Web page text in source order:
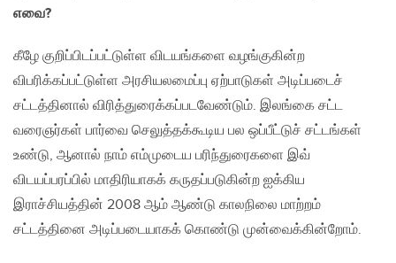
எவை?
கீழே குறிப்பிடப்பட்டுள்ள விடயங்களை வழங்குகின்ற
விபரிக்கப்பட்டுள்ள அரசியலமைப்பு ஏற்பாடுகள் அடிப்படைச்
சட்டத்தினால் விரித்துரைக்கப்படவேண்டும். இலங்கை சட்ட
வரைஞர்கள் பார்வை செலுத்தக்கூடிய பல ஒப்பீட்டுச் சட்டங்கள்
உண்டு, ஆனால் நாம் எம்முடைய பரிந்துரைகளை இவ்
விடயப்பரப்பில் மாதிரியாகக் கருதப்படுகின்ற ஐக்கிய
இராச்சியத்தின் 2008 ஆம் ஆண்டு காலநிலை மாற்றம்
சட்டத்தினை அடிப்படையாகக் கொண்டு முன்வைக்கின்றோம்.